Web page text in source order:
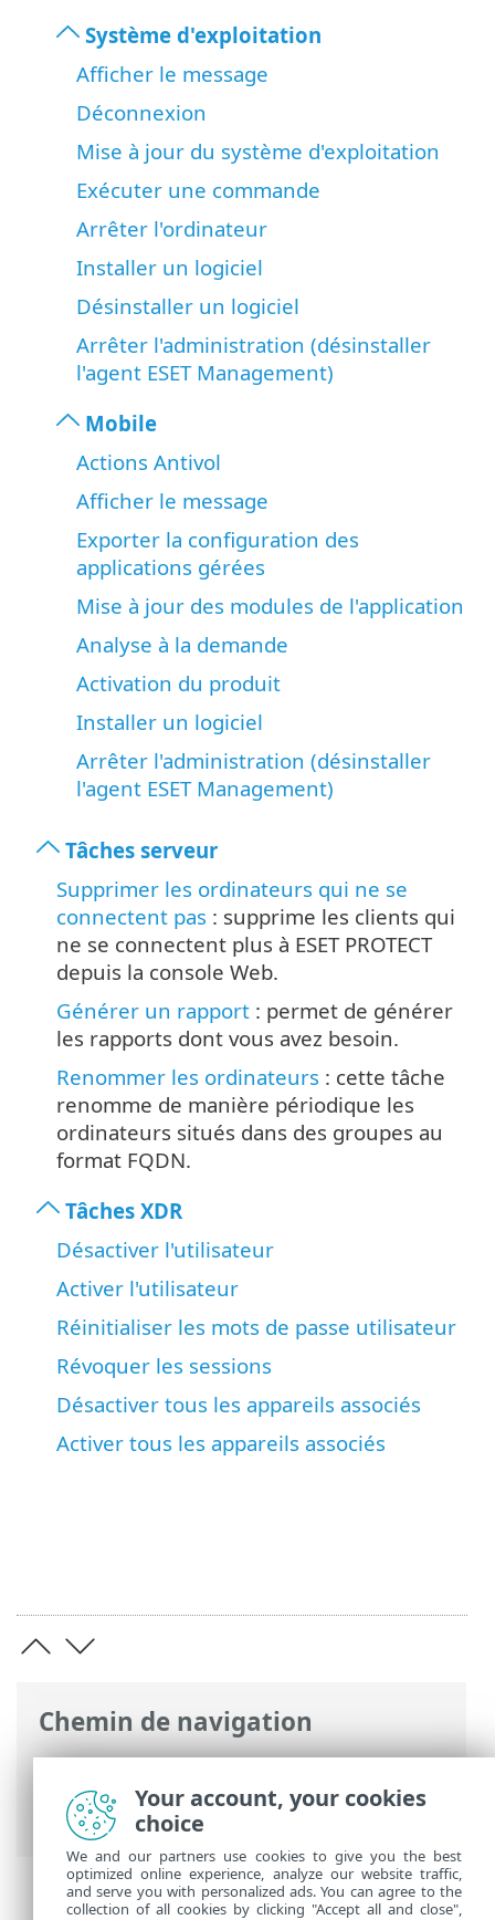
Chemin de navigation
Aide en ligne ESET>ESET PROTECT>
Utilisation d'ESET PROTECT>ESET
PROTECT Menu principal
> Tâches
Système d'exploitation
Afficher le message
Déconnexion
Mise à jour du système d'exploitation
Exécuter une commande
Arrêter l'ordinateur
Installer un logiciel
Désinstaller un logiciel
Arrêter l'administration (désinstaller
l'agent ESET Management)
Mobile
Actions Antivol
Afficher le message
Exporter la configuration des
applications gérées
Mise à jour des modules de l'application
Analyse à la demande
Activation du produit
Installer un logiciel
Arrêter l'administration (désinstaller
l'agent ESET Management)
Tâches serveur
Supprimer les ordinateurs qui ne se
connectent pas : supprime les clients qui
ne se connectent plus à ESET PROTECT
depuis la console Web.
Générer un rapport : permet de générer
les rapports dont vous avez besoin.
Renommer les ordinateurs : cette tâche
renomme de manière périodique les
ordinateurs situés dans des groupes au
format FQDN.
Tâches XDR
Désactiver l'utilisateur
Activer l'utilisateur
Réinitialiser les mots de passe utilisateur
Révoquer les sessions
Désactiver tous les appareils associés
Activer tous les appareils associés
Your account, your cookies
choice
We and our partners use cookies to give you the best
optimized online experience, analyze our website traffic,
and serve you with personalized ads. You can agree to the
collection of all cookies by clicking "Accept all and close",